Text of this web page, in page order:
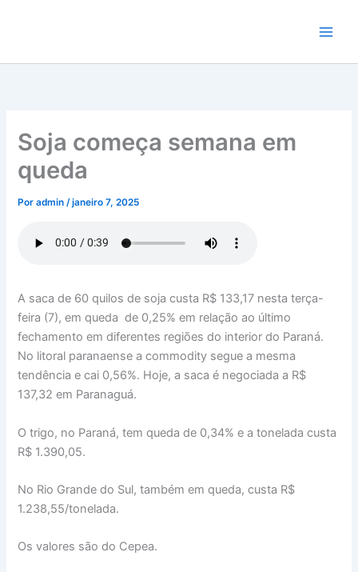
conteúdo
Soja começa semana em
queda
Poradmin/janeiro 7, 2025
A saca de 60 quilos de soja custa R$ 133,17 nesta terça-
feira (7), em queda de 0,25% em relação ao último
fechamento em diferentes regiões do interior do Paraná.
No litoral paranaense a commodity segue a mesma
tendência e cai 0,56%. Hoje, a saca é negociada a R$
137,32 em Paranaguá.
O trigo, no Paraná, tem queda de 0,34% e a tonelada custa
R$ 1.390,05.
No Rio Grande do Sul, também em queda, custa R$
1.238,55/tonelada.
Os valores são do Cepea.